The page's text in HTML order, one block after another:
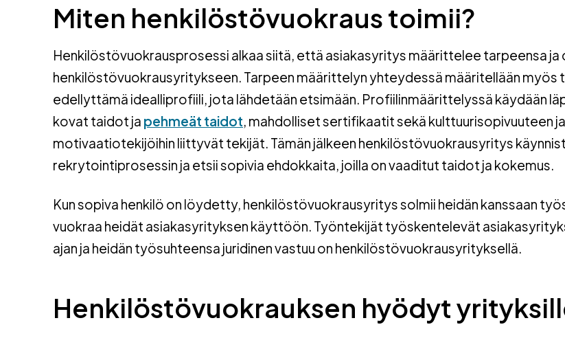
Miten henkilöstövuokraus toimii?
Henkilöstövuokrausprosessi alkaa siitä, että asiakasyritys määrittelee tarpeensa
henkilöstövuokrausyritykseen. Tarpeen määrittelyn yhteydessä määritellään myös
edellyttämä idealliprofiili, jota lähdetään etsimään. Profiilinmäärittelyssä käydään
kovat taidot ja pehmeät taidot, mahdolliset sertifikaatit sekä kulttuurisopivuuteen ja
motivaatiotekijöihin liittyvät tekijät. Tämän jälkeen henkilöstövuokrausyritys
rekrytointiprosessin ja etsii sopivia ehdokkaita, joilla on vaaditut taidot ja kokemus.
Kun sopiva henkilö on löydetty, henkilöstövuokrausyritys solmii heidän kanssaan
vuokraa heidät asiakasyrityksen käyttöön. Työntekijät työskentelevät
ajan ja heidän työsuhteensa juridinen vastuu on henkilöstövuokrausyrityksellä.
Henkilöstövuokrauksen hyödyt